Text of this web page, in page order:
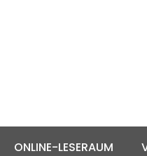
ONLINE-LESERAUM